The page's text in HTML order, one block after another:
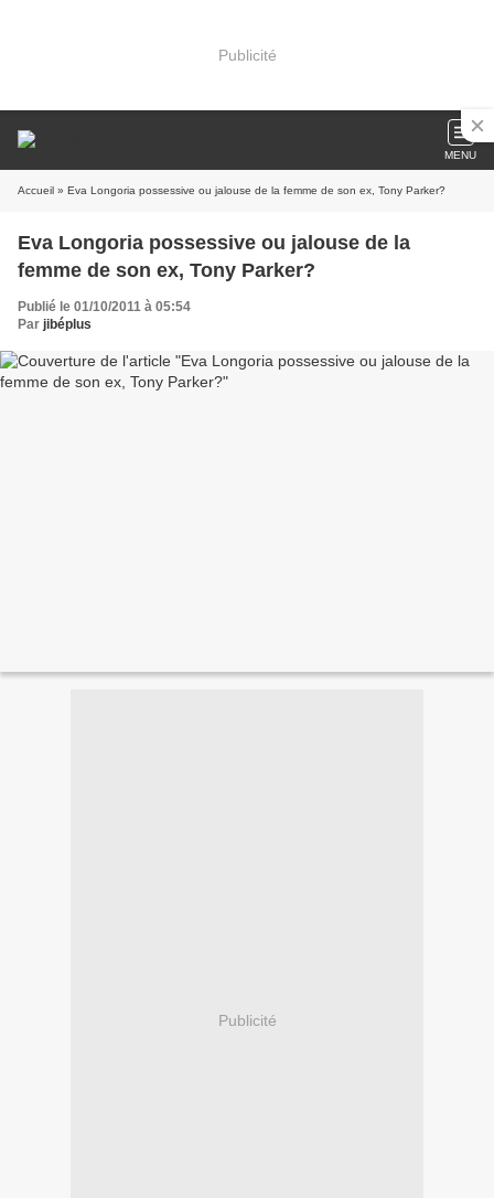
Publicité
MENU
Accueil » Eva Longoria possessive ou jalouse de la femme de son ex, Tony Parker?
Eva Longoria possessive ou jalouse de la
femme de son ex, Tony Parker?
Publié le 01/10/2011 à 05:54
Par jibéplus
Publicité